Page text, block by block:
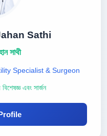
Sathi
সাথী
Specialist & Surgeon
এবং সার্জন